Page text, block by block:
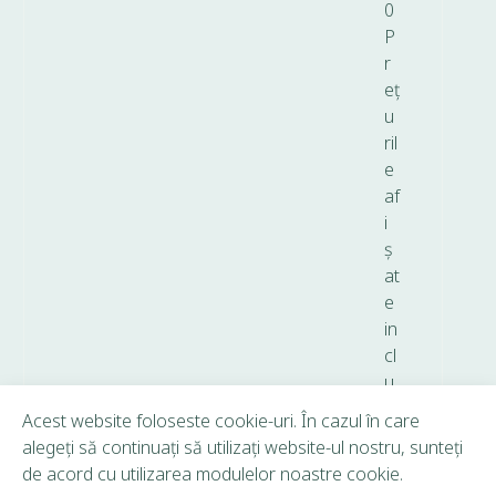
0
P
r
eț
u
ril
e
af
i
ș
at
e
in
cl
u
T
V
A.
Acest website foloseste cookie-uri. În cazul în care
alegeți să continuați să utilizați website-ul nostru, sunteți
de acord cu utilizarea modulelor noastre cookie.